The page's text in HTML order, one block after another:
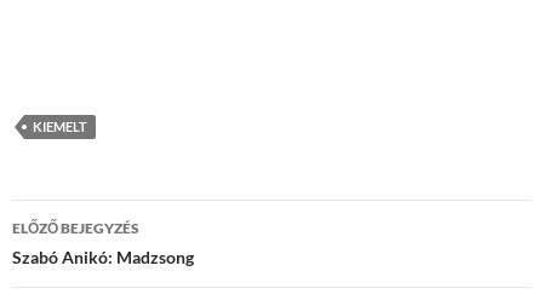
KIEMELT
Bejegyzések
navigációja
ELŐZŐ BEJEGYZÉS
Szabó Anikó: Madzsong